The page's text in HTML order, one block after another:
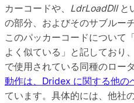
カーコードや、 LdrLoadDllと
の部分、およびそのサブルー
このパッカーコードについて
よく似ている」と記しており
で使用されている同種のロー
動作は、Dridex に関する他の
ています。具体的には、他社